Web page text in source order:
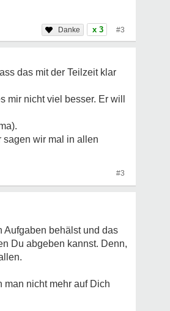
x 3 #3
das mit der Teilzeit klar
nicht viel besser. Er will
sagen wir mal in allen
#3
Aufgaben behälst und das
Du abgeben kannst. Denn,
nicht mehr auf Dich